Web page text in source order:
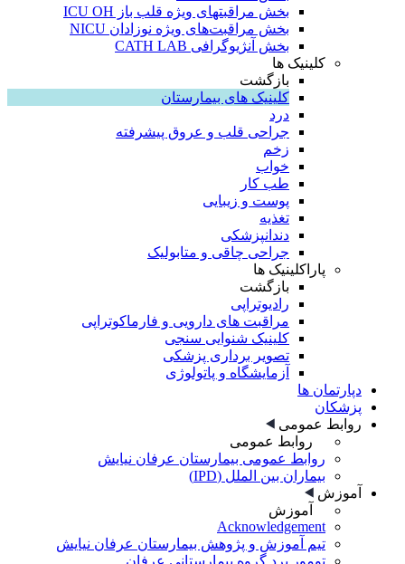
بخش مراقبتهای ویژه قلب باز ICU OH
بخش مراقبت‌های ویژه نوزادان NICU
بخش آنژیوگرافی CATH LAB
کلینیک ها
بازگشت
کلینیک های بیمارستان
درد
جراحی قلب و عروق پیشرفته
زخم
خواب
طب کار
پوست و زیبایی
تغذیه
دندانپزشکی
جراحی چاقی و متابولیک
پاراکلینیک ها
بازگشت
رادیوتراپی
مراقبت های دارویی و فارماکوتراپی
کلینیک شنوایی سنجی
تصویر برداری پزشکی
آزمایشگاه و پاتولوژی
دپارتمان ها
پزشکان
روابط عمومی
روابط عمومی
روابط عمومی بیمارستان عرفان نیایش
بیماران بین الملل (IPD)
آموزش
آموزش
Acknowledgement
تیم آموزش و پژوهش بیمارستان عرفان نیایش
تومور برد گروه بیمارستانی عرفان